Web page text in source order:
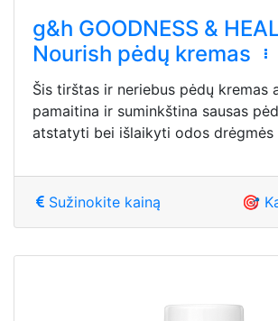
g&h GOODNESS &
Nourish pėdų kremas
Šis tirštas ir neriebus pėdų kremas
pamaitina ir suminkština sausas
atstatyti bei išlaikyti odos drėgmės
Sužinokite kainą 🎯